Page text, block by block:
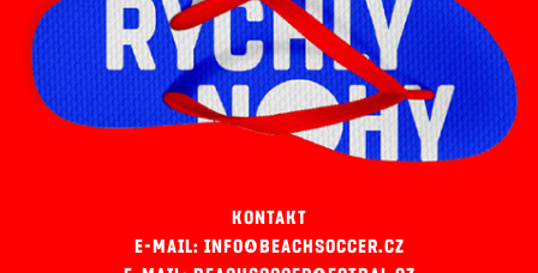
KONTAKT
E-MAIL: INFO@BEACHSOCCER.CZ